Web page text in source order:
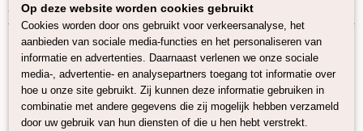
Home>Buitenkansjes>Kaardvlies in lont blauw OP=OP
Op deze website worden cookies gebruikt
Cookies worden door ons gebruikt voor verkeersanalyse, het
aanbieden van sociale media-functies en het personaliseren van
informatie en advertenties. Daarnaast verlenen we onze sociale
media-, advertentie- en analysepartners toegang tot informatie over
hoe u onze site gebruikt. Zij kunnen deze informatie gebruiken in
combinatie met andere gegevens die zij mogelijk hebben verzameld
door uw gebruik van hun diensten of die u hen hebt verstrekt.